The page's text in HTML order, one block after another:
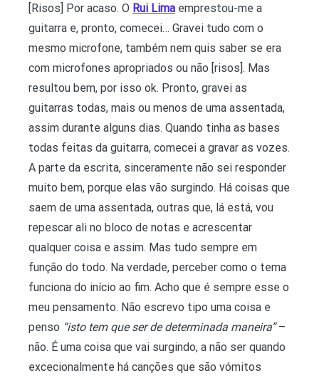
[Risos] Por acaso. O Rui Lima emprestou-me a
guitarra e, pronto, comecei… Gravei tudo com o
mesmo microfone, também nem quis saber se era
com microfones apropriados ou não [risos]. Mas
resultou bem, por isso ok. Pronto, gravei as
guitarras todas, mais ou menos de uma assentada,
assim durante alguns dias. Quando tinha as bases
todas feitas da guitarra, comecei a gravar as vozes.
A parte da escrita, sinceramente não sei responder
muito bem, porque elas vão surgindo. Há coisas que
saem de uma assentada, outras que, lá está, vou
repescar ali no bloco de notas e acrescentar
qualquer coisa e assim. Mas tudo sempre em
função do todo. Na verdade, perceber como o tema
funciona do início ao fim. Acho que é sempre esse o
meu pensamento. Não escrevo tipo uma coisa e
penso “isto tem que ser de determinada maneira”–
não. É uma coisa que vai surgindo, a não ser quando
excecionalmente há canções que são vómitos